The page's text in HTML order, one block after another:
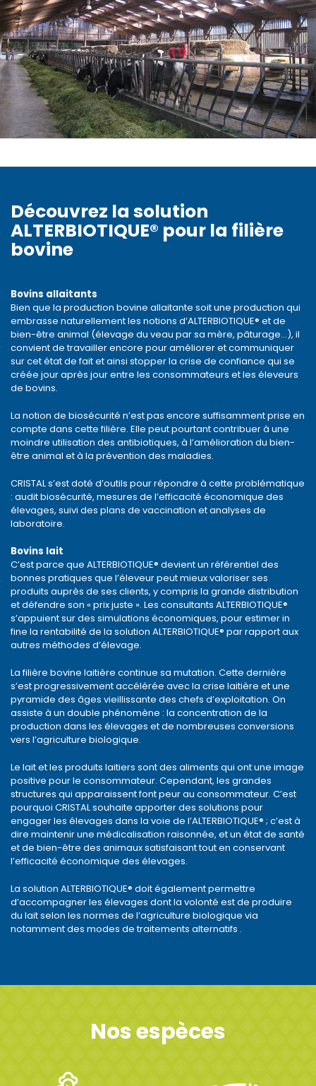
Découvrez la solution
ALTERBIOTIQUE® pour la filière
bovine
Bovins allaitants
Bien que la production bovine allaitante soit une production qui
embrasse naturellement les notions d’ALTERBIOTIQUE® et de
bien-être animal (élevage du veau par sa mère, pâturage…), il
convient de travailler encore pour améliorer et communiquer
sur cet état de fait et ainsi stopper la crise de confiance qui se
créée jour après jour entre les consommateurs et les éleveurs
de bovins.
La notion de biosécurité n’est pas encore suffisamment prise en
compte dans cette filière. Elle peut pourtant contribuer à une
moindre utilisation des antibiotiques, à l’amélioration du bien-
être animal et à la prévention des maladies.
CRISTAL s’est doté d’outils pour répondre à cette problématique
: audit biosécurité, mesures de l’efficacité économique des
élevages, suivi des plans de vaccination et analyses de
laboratoire.
Bovins lait
C’est parce que ALTERBIOTIQUE® devient un référentiel des
bonnes pratiques que l’éleveur peut mieux valoriser ses
produits auprès de ses clients, y compris la grande distribution
et défendre son « prix juste ». Les consultants ALTERBIOTIQUE®
s’appuient sur des simulations économiques, pour estimer in
fine la rentabilité de la solution ALTERBIOTIQUE® par rapport aux
autres méthodes d’élevage.
La filière bovine laitière continue sa mutation. Cette dernière
s’est progressivement accélérée avec la crise laitière et une
pyramide des âges vieillissante des chefs d’exploitation. On
assiste à un double phénomène : la concentration de la
production dans les élevages et de nombreuses conversions
vers l’agriculture biologique.
Le lait et les produits laitiers sont des aliments qui ont une image
positive pour le consommateur. Cependant, les grandes
structures qui apparaissent font peur au consommateur. C’est
pourquoi CRISTAL souhaite apporter des solutions pour
engager les élevages dans la voie de l’ALTERBIOTIQUE® ; c’est à
dire maintenir une médicalisation raisonnée, et un état de santé
et de bien-être des animaux satisfaisant tout en conservant
l’efficacité économique des élevages.
La solution ALTERBIOTIQUE® doit également permettre
d’accompagner les élevages dont la volonté est de produire
du lait selon les normes de l’agriculture biologique via
notamment des modes de traitements alternatifs .
Nos espèces